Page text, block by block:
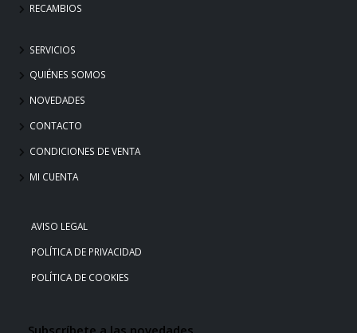
RECAMBIOS
SERVICIOS
QUIÉNES SOMOS
NOVEDADES
CONTACTO
CONDICIONES DE VENTA
MI CUENTA
AVISO LEGAL
POLÍTICA DE PRIVACIDAD
POLÍTICA DE COOKIES